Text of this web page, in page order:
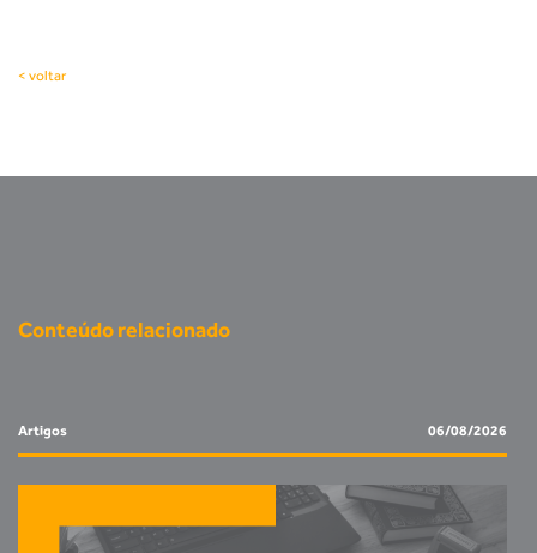
< voltar
Conteúdo relacionado
Artigos 06/08/2026